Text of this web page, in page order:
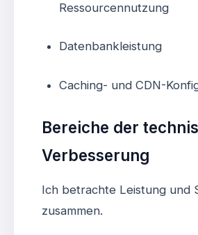
Ressourcennutzung
Datenbankleistung
Caching- und CDN-
Bereiche der
Verbesserung
Ich betrachte Leistung und
zusammen.